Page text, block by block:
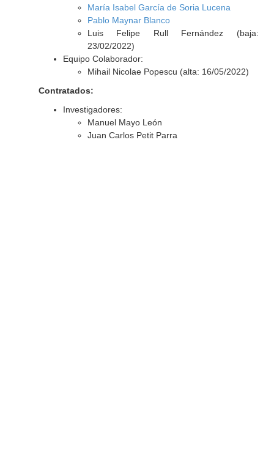
María Isabel García de Soria Lucena
Pablo Maynar Blanco
Luis Felipe Rull Fernández (baja:
23/02/2022)
Equipo Colaborador:
Mihail Nicolae Popescu (alta: 16/05/2022)
Contratados:
Investigadores:
Manuel Mayo León
Juan Carlos Petit Parra